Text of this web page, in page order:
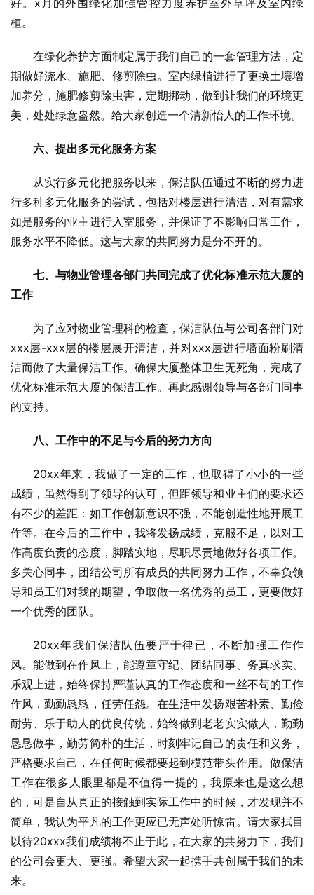
好。x月的外围绿化加强管控力度养护室外草坪及室内绿
植。
在绿化养护方面制定属于我们自己的一套管理方法，定
期做好浇水、施肥、修剪除虫。室内绿植进行了更换土壤增
加养分，施肥修剪除虫害，定期挪动，做到让我们的环境更
美，处处绿意盎然。给大家创造一个清新怡人的工作环境。
六、提出多元化服务方案
从实行多元化把服务以来，保洁队伍通过不断的努力进
行多种多元化服务的尝试，包括对楼层进行清洁，对有需求
如是服务的业主进行入室服务，并保证了不影响日常工作，
服务水平不降低。这与大家的共同努力是分不开的。
七、与物业管理各部门共同完成了优化标准示范大厦的
工作
为了应对物业管理科的检查，保洁队伍与公司各部门对
xxx层-xxx层的楼层展开清洁，并对xxx层进行墙面粉刷清
洁而做了大量保洁工作。确保大厦整体卫生无死角，完成了
优化标准示范大厦的保洁工作。再此感谢领导与各部门同事
的支持。
八、工作中的不足与今后的努力方向
20xx年来，我做了一定的工作，也取得了小小的一些
成绩，虽然得到了领导的认可，但距领导和业主们的要求还
有不少的差距：如工作创新意识不强，不能创造性地开展工
作等。在今后的工作中，我将发扬成绩，克服不足，以对工
作高度负责的态度，脚踏实地，尽职尽责地做好各项工作。
多关心同事，团结公司所有成员的共同努力工作，不辜负领
导和员工们对我的期望，争取做一名优秀的员工，更要做好
一个优秀的团队。
20xx年我们保洁队伍要严于律已，不断加强工作作
风。能做到在作风上，能遵章守纪、团结同事、务真求实、
乐观上进，始终保持严谨认真的工作态度和一丝不苟的工作
作风，勤勤恳恳，任劳任怨。在生活中发扬艰苦朴素、勤俭
耐劳、乐于助人的优良传统，始终做到老老实实做人，勤勤
恳恳做事，勤劳简朴的生活，时刻牢记自己的责任和义务，
严格要求自己，在任何时候都要起到模范带头作用。做保洁
工作在很多人眼里都是不值得一提的，我原来也是这么想
的，可是自从真正的接触到实际工作中的时候，才发现并不
简单，我认为平凡的工作更应已无声处听惊雷。请大家拭目
以待20xxx我们成绩将不止于此，在大家的共努力下，我们
的公司会更大、更强。希望大家一起携手共创属于我们的未
来。